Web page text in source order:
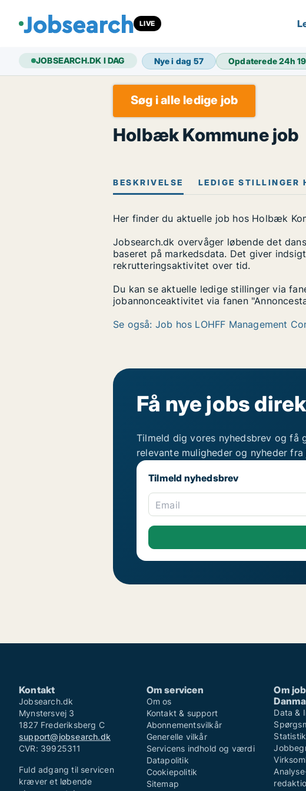
LIVE
JOBSEARCH.DK I DAG Nye i dag 57 Opdaterede 24h
Søg i alle ledige job
Holbæk Kommune job
BESKRIVELSE LEDIGE STILLINGER
Her finder du aktuelle job hos Holbæk
Jobsearch.dk overvåger løbende det
baseret på markedsdata. Det giver
rekrutteringsaktivitet over tid.
Du kan se aktuelle ledige stillinger via
jobannonceaktivitet via fanen
Se også: Job hos LOHFF Management
Få nye jobs
Tilmeld dig vores nyhedsbrev og få
relevante muligheder og nyheder
Tilmeld nyhedsbrev
Email
Kontakt
Jobsearch.dk
Mynstersvej 3
1827 Frederiksberg C
support@jobsearch.dk
CVR: 39925311
Fuld adgang til servicen
kræver et løbende
Om servicen
Om os
Kontakt & support
Abonnementsvilkår
Generelle vilkår
Servicens indhold og værdi
Datapolitik
Cookiepolitik
Sitemap
Om
Data &
Statistik